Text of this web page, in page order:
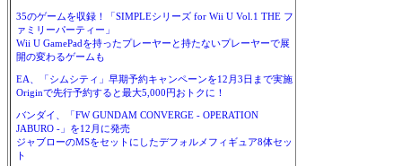
35のゲームを収録！「SIMPLEシリーズ for Wii U Vol.1 THE フ
ァミリーパーティー」
Wii U GamePadを持ったプレーヤーと持たないプレーヤーで展
開の変わるゲームも
EA、「シムシティ」早期予約キャンペーンを12月3日まで実施
Originで先行予約すると最大5,000円おトクに！
バンダイ、「FW GUNDAM CONVERGE - OPERATION
JABURO -」を12月に発売
ジャブローのMSをセットにしたデフォルメフィギュア8体セッ
ト